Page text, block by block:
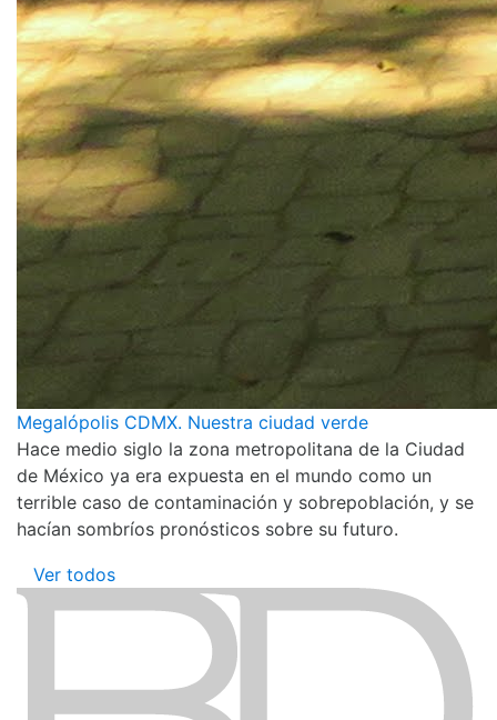
Megalópolis CDMX. Nuestra ciudad verde
Hace medio siglo la zona metropolitana de la Ciudad
de México ya era expuesta en el mundo como un
terrible caso de contaminación y sobrepoblación, y se
hacían sombríos pronósticos sobre su futuro.
Ver todos